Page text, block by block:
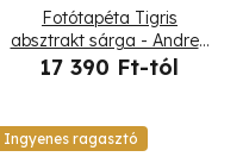
Fotótapéta Tigris
absztrakt sárga - Andrea
Haase
17 390 Ft-tól
Ingyenes ragasztó